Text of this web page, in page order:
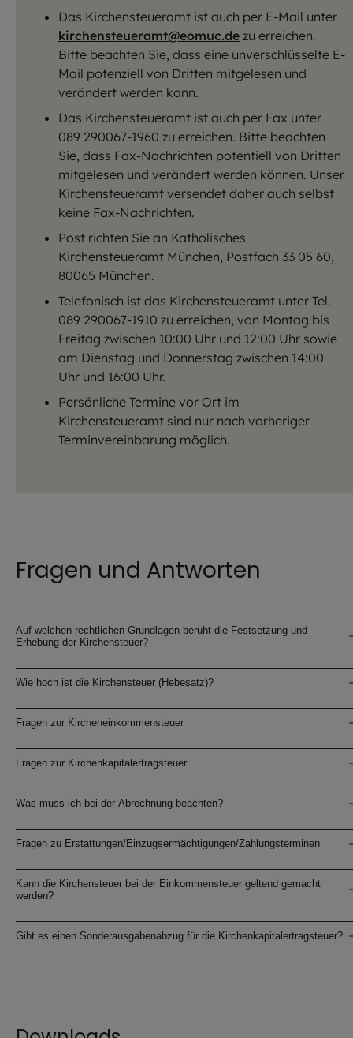
Das Kirchensteueramt ist auch per E-Mail unter
kirchensteueramt@eomuc.de zu erreichen.
Bitte beachten Sie, dass eine unverschlüsselte E-
Mail potenziell von Dritten mitgelesen und
verändert werden kann.
Das Kirchensteueramt ist auch per Fax unter
089 290067-1960 zu erreichen. Bitte beachten
Sie, dass Fax-Nachrichten potentiell von Dritten
mitgelesen und verändert werden können. Unser
Kirchensteueramt versendet daher auch selbst
keine Fax-Nachrichten.
Post richten Sie an Katholisches
Kirchensteueramt München, Postfach 33 05 60,
80065 München.
Telefonisch ist das Kirchensteueramt unter Tel.
089 290067-1910 zu erreichen, von Montag bis
Freitag zwischen 10:00 Uhr und 12:00 Uhr sowie
am Dienstag und Donnerstag zwischen 14:00
Uhr und 16:00 Uhr.
Persönliche Termine vor Ort im
Kirchensteueramt sind nur nach vorheriger
Terminvereinbarung möglich.
Fragen und Antworten
Auf welchen rechtlichen Grundlagen beruht die Festsetzung und
Erhebung der Kirchensteuer?
Wie hoch ist die Kirchensteuer (Hebesatz)?
Fragen zur Kircheneinkommensteuer
Fragen zur Kirchenkapitalertragsteuer
Was muss ich bei der Abrechnung beachten?
Fragen zu Erstattungen/Einzugsermächtigungen/Zahlungsterminen
Kann die Kirchensteuer bei der Einkommensteuer geltend gemacht
werden?
Gibt es einen Sonderausgabenabzug für die Kirchenkapitalertragsteuer?